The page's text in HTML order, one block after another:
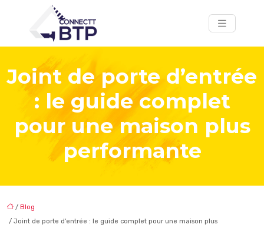
Joint de porte d’entrée
: le guide complet
pour une maison plus
performante
/ Blog
/ Joint de porte d’entrée : le guide complet pour une maison plus